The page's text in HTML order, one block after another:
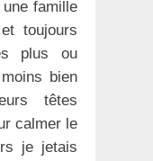
famille
toujours
plus ou
bien
têtes
calmer le
je jetais